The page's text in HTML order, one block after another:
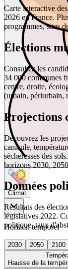
Climat
Horizon temporel
2030 2050
2100
Hausse de la
Carte interactive
2026 en France.
programmes, sites
Élections
Consultez les
34 000 communes
centre, droite,
(urbain, périurbain,
Projections
Découvrez les
canicule,
sécheresses des
horizons 2030,
Données
Résultats des
législatives 2022.
politique, taux